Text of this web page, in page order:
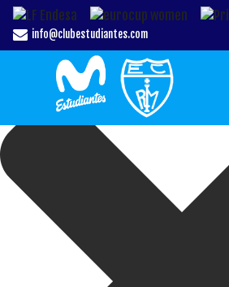
Gestionar el Consentimiento de las Cookies
info@clubestudiantes.com